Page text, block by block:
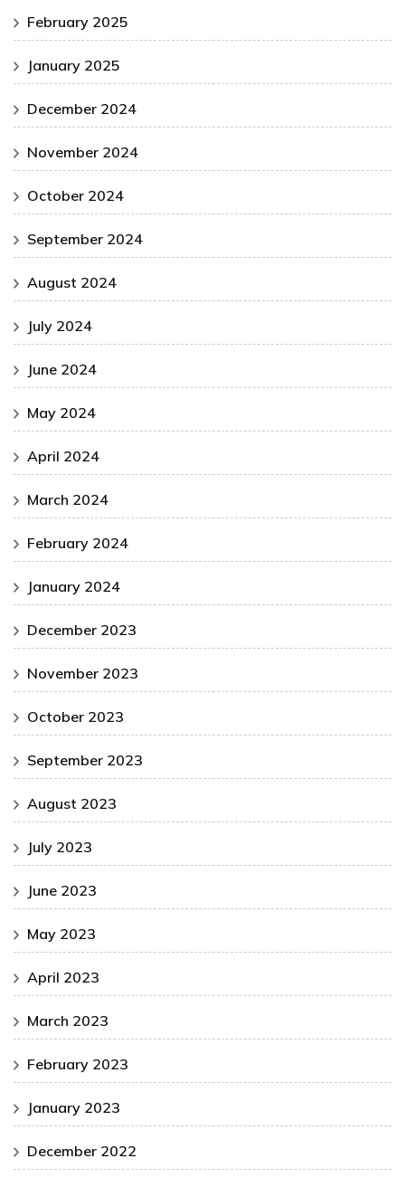
February 2025
January 2025
December 2024
November 2024
October 2024
September 2024
August 2024
July 2024
June 2024
May 2024
April 2024
March 2024
February 2024
January 2024
December 2023
November 2023
October 2023
September 2023
August 2023
July 2023
June 2023
May 2023
April 2023
March 2023
February 2023
January 2023
December 2022